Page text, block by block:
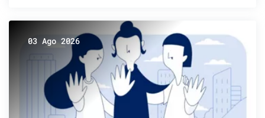
03 Ago 2026